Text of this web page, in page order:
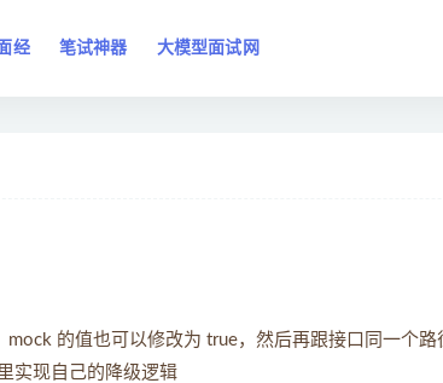
经 笔试神器 大模型面试网
的值也可以修改为 true，然后再跟接口同一个路
实现自己的降级逻辑